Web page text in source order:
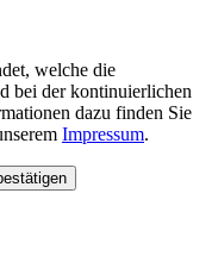
welche die
bei der kontinuierlichen
dazu finden Sie
Impressum.